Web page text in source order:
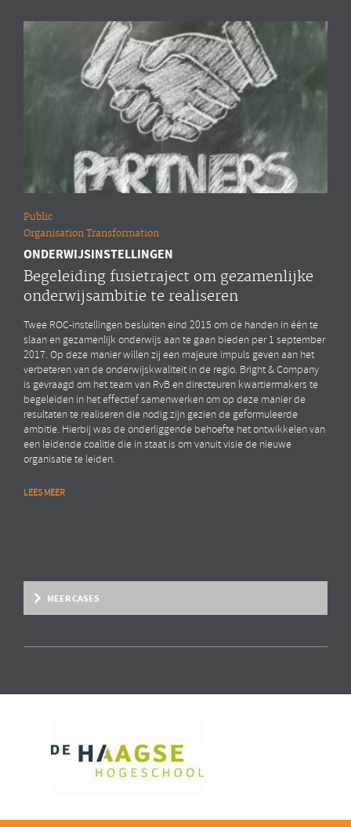
Public
Organisation Transformation
ONDERWIJSINSTELLINGEN
Begeleiding fusietraject om gezamenlijke
onderwijsambitie te realiseren
Twee ROC-instellingen besluiten eind 2015 om de handen in één te
slaan en gezamenlijk onderwijs aan te gaan bieden per 1 september
2017. Op deze manier willen zij een majeure impuls geven aan het
verbeteren van de onderwijskwaliteit in de regio. Bright & Company
is gevraagd om het team van RvB en directeuren kwartiermakers te
begeleiden in het effectief samenwerken om op deze manier de
resultaten te realiseren die nodig zijn gezien de geformuleerde
ambitie. Hierbij was de onderliggende behoefte het ontwikkelen van
een leidende coalitie die in staat is om vanuit visie de nieuwe
organisatie te leiden.
LEES MEER
Overige marktsegmenten
People Analytics
MEER CASES